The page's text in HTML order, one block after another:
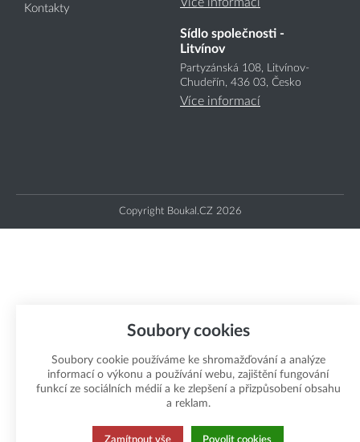
Kontakty
Sídlo společnosti -
Litvínov
Partyzánská 108, Litvínov-
Chudeřín, 436 03, Česko
Více informací
Copyright Boukal.CZ 2026
Soubory cookies
Soubory cookie používáme ke shromažďování a analýze
informací o výkonu a používání webu, zajištění fungování
funkcí ze sociálních médií a ke zlepšení a přizpůsobení obsahu
a reklam.